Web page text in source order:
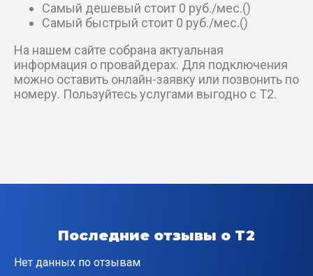
2-й Школьный проезд
2-й Южный пер
3-й Горняцкий пер
3-й Парковый проезд
Самый дешевый стоит 0 руб./мес.()
Самый быстрый стоит 0 руб./мес.()
На нашем сайте собрана актуальная
информация о провайдерах. Для подключения
можно оставить онлайн-заявку или позвонить по
номеру. Пользуйтесь услугами выгодно с T2.
Последние отзывы о T2
Нет данных по отзывам